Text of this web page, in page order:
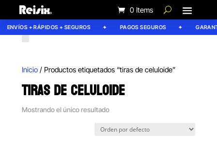
0 Items
ENVÍOS + RÁPIDOS + SEGUROS PAGOS SEGUROS
Inicio/ Productos etiquetados “tiras de celuloide”
TIRAS DE CELULOIDE
Mostrando el único resultado